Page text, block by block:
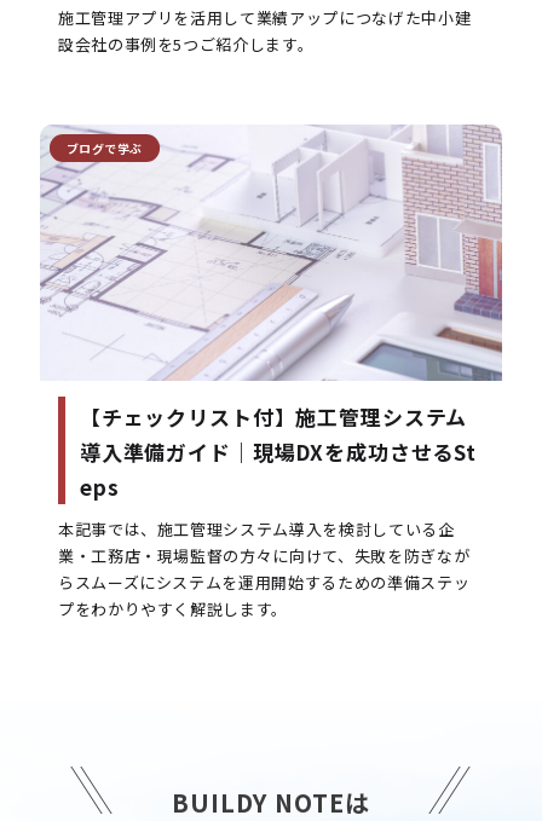
施工管理アプリを活用して業績アップにつなげた中小建
設会社の事例を5つご紹介します。
【チェックリスト付】施工管理システム
導入準備ガイド｜現場DXを成功させるSt
eps
本記事では、施工管理システム導入を検討している企
業・工務店・現場監督の方々に向けて、失敗を防ぎなが
らスムーズにシステムを運用開始するための準備ステッ
プをわかりやすく解説します。
ブログで学ぶ
BUILDY NOTEは